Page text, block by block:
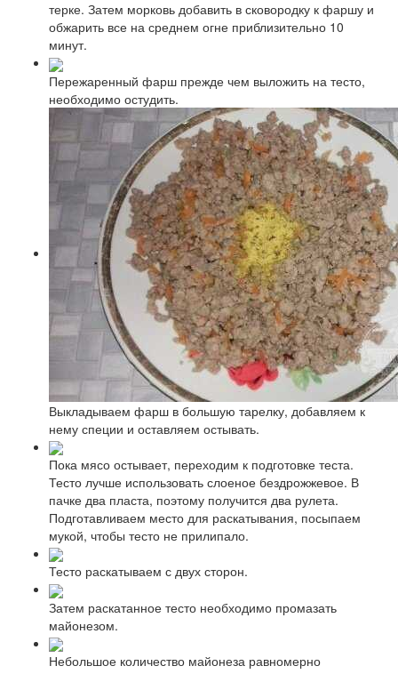
терке. Затем морковь добавить в сковородку к фаршу и
обжарить все на среднем огне приблизительно 10
минут.
Пережаренный фарш прежде чем выложить на тесто,
необходимо остудить.
Выкладываем фарш в большую тарелку, добавляем к
нему специи и оставляем остывать.
Пока мясо остывает, переходим к подготовке теста.
Тесто лучше использовать слоеное бездрожжевое. В
пачке два пласта, поэтому получится два рулета.
Подготавливаем место для раскатывания, посыпаем
мукой, чтобы тесто не прилипало.
Тесто раскатываем с двух сторон.
Затем раскатанное тесто необходимо промазать
майонезом.
Небольшое количество майонеза равномерно